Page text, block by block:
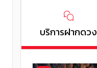
บริการฝากดวง